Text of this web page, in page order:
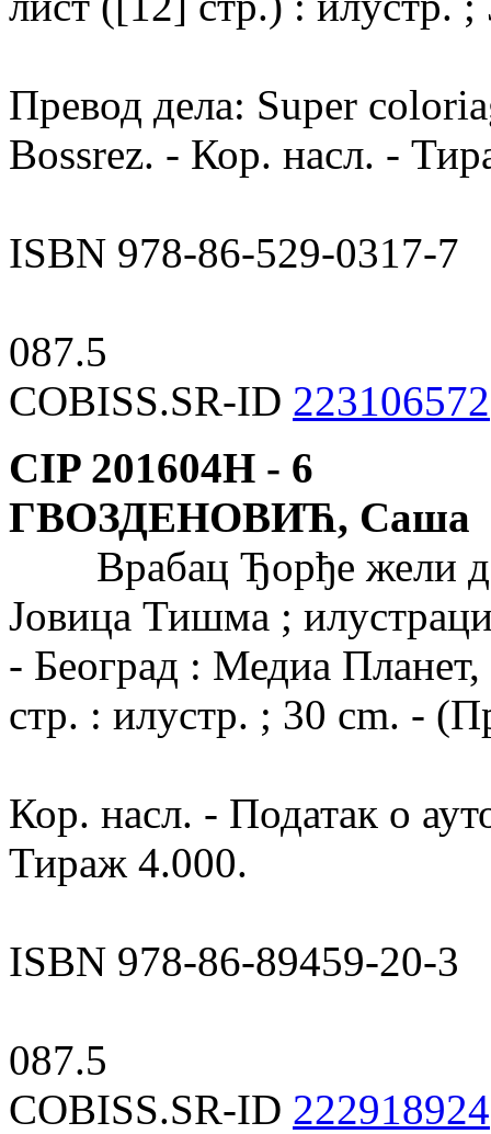
Превод дела: Super
Bossrez. - Кор. насл. -
ISBN 978-86-529-0317-7
087.5
COBISS.SR-ID 223106572
CIP 201604Н - 6
ГВОЗДЕНОВИЋ, Саша
Врабац Ђорђе жели да
Јовица Тишма ;
- Београд : Медиа
стр. : илустр. ; 30 cm. -
Кор. насл. - Податак о
Тираж 4.000.
ISBN 978-86-89459-20-3
087.5
COBISS.SR-ID 222918924